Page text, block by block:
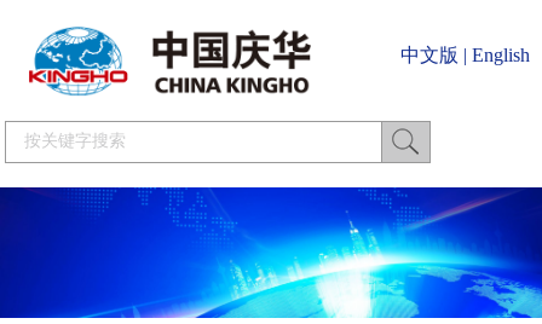
中文版 | English